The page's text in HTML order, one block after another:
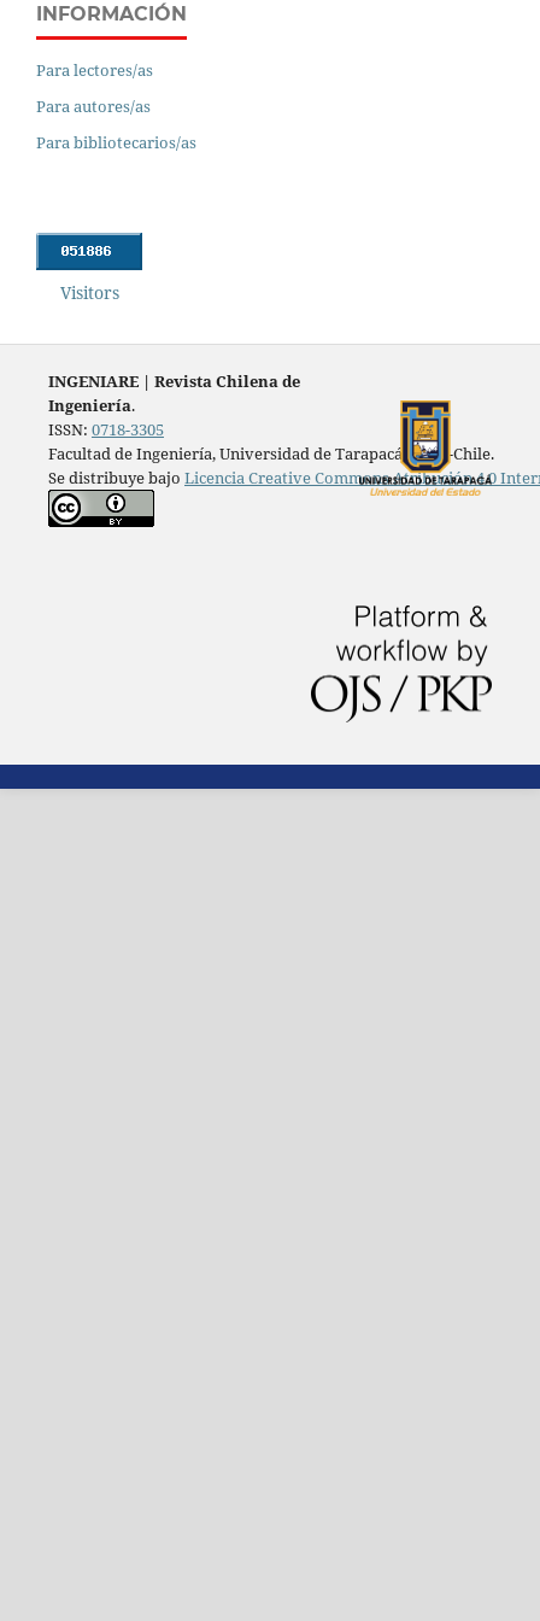
INFORMACIÓN
Para lectores/as
Para autores/as
Para bibliotecarios/as
Visitors
INGENIARE | Revista Chilena de
Ingeniería.
ISSN: 0718-3305
Facultad de Ingeniería, Universidad de Tarapacá, Arica-Chile.
Se distribuye bajo Licencia Creative Commons Atribución 4.0